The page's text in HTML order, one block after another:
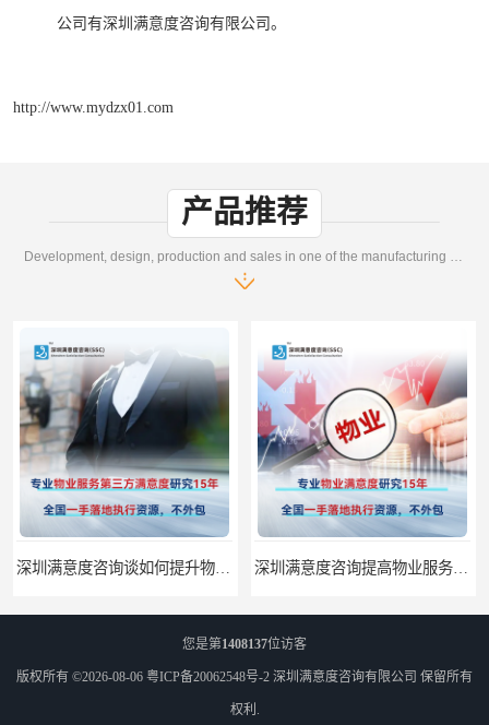
公司有深圳满意度咨询有限公司。
http://www.mydzx01.com
产品推荐
您是第1408137位访客
版权所有 ©2026-08-06 粤ICP备20062548号-2 深圳满意度咨询有限公司 保留所有
权利.